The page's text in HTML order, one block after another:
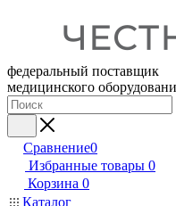
федеральный поставщик
медицинского
Сравнение0
Избранные товары 0
Корзина 0
Каталог